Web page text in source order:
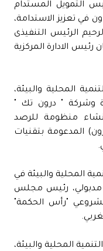
التمويل المستدام
في تعزيز الاستدامة،
الرئيس التنفيذى
رئيس الادارة المركزية
المحلية والبيئة،
وشركة " درون تك "
منظومة للرصد
المدعومة بتقنيات
المحلية والبيئة في
مدبولي، رئيس مجلس
"رأس الحكمة"
المحلية والبيئة،